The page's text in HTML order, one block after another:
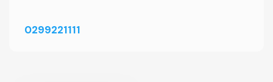
0299221111